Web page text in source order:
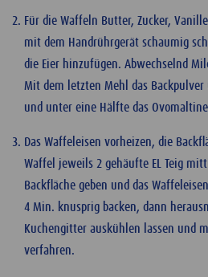
Für die Waffeln Butter, Zucker,
mit dem Handrührgerät schaumig
die Eier hinzufügen. Abwechselnd
Mit dem letzten Mehl das
und unter eine Hälfte das
Das Waffeleisen vorheizen, die
Waffel jeweils 2 gehäufte EL Teig
Backfläche geben und das
4 Min. knusprig backen, dann
Kuchengitter auskühlen lassen und
verfahren.